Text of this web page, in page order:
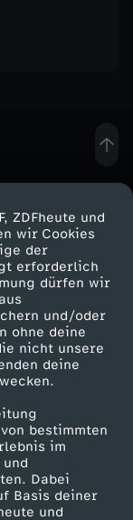
ZDFheute und
wir Cookies
der
erforderlich
dürfen wir
und/oder
ohne deine
nicht unsere
deine
bestimmten
im
Dabei
Basis deiner
und
ZDF